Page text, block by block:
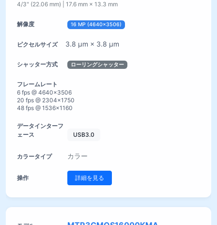
4/3" (22.06 mm) | 17.6 mm × 13.3 mm
16 MP (4640×3506)
3.8 µm × 3.8 µm
ローリングシャッター
6 fps @ 4640×3506
20 fps @ 2304×1750
48 fps @ 1536×1160
USB3.0
カラー
詳細を見る